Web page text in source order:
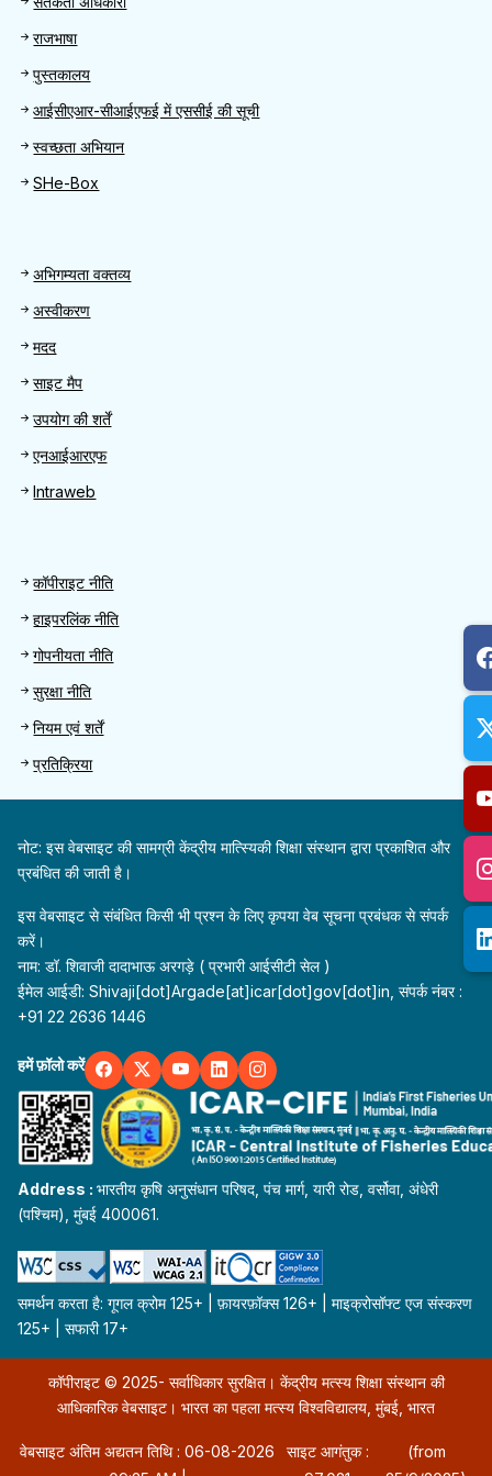
राजभाषा
पुस्तकालय
आईसीएआर-सीआईएफई में एससीई की सूची
स्वच्छता अभियान
SHe-Box
Footer
अभिगम्यता वक्तव्य
अस्वीकरण
मदद
साइट मैप
उपयोग की शर्तें
एनआईआरएफ
Intraweb
Footer 2
कॉपीराइट नीति
हाइपरलिंक नीति
गोपनीयता नीति
सुरक्षा नीति
नियम एवं शर्तें
प्रतिक्रिया
नोट: इस वेबसाइट की सामग्री केंद्रीय मात्स्यिकी शिक्षा संस्थान द्वारा प्रकाशित और
प्रबंधित की जाती है।
इस वेबसाइट से संबंधित किसी भी प्रश्न के लिए कृपया वेब सूचना प्रबंधक से संपर्क
करें।
नाम: डॉ. शिवाजी दादाभाऊ अरगड़े ( प्रभारी आईसीटी सेल )
ईमेल आईडी: Shivaji[dot]Argade[at]icar[dot]gov[dot]in, संपर्क नंबर :
+91 22 2636 1446
हमें फ़ॉलो करें
Address :भारतीय कृषि अनुसंधान परिषद, पंच मार्ग, यारी रोड, वर्सोवा, अंधेरी
(पश्चिम), मुंबई 400061.
समर्थन करता है: गूगल क्रोम 125+ | फ़ायरफ़ॉक्स 126+ | माइक्रोसॉफ्ट एज संस्करण
125+ | सफारी 17+
कॉपीराइट © 2025- सर्वाधिकार सुरक्षित। केंद्रीय मत्स्य शिक्षा संस्थान की
आधिकारिक वेबसाइट। भारत का पहला मत्स्य विश्वविद्यालय, मुंबई, भारत
वेबसाइट अंतिम अद्यतन तिथि : 06-08-2026
साइट आगंतुक :
(from